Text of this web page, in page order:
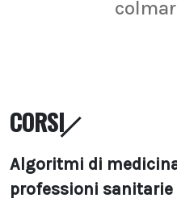
CORSI
Algoritmi di
professioni sanitarie